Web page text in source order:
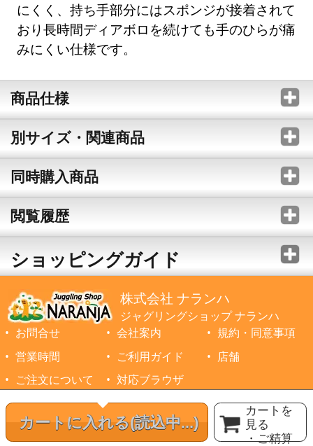
カートに入れる(読込中...)
カートを
見る
・ご精算
にくく、持ち手部分にはスポンジが接着されて
おり長時間ディアボロを続けても手のひらが痛
みにくい仕様です。
商品仕様
別サイズ・関連商品
同時購入商品
閲覧履歴
ショッピングガイド
株式会社 ナランハ
ジャグリングショップ ナランハ
お問合せ
会社案内
規約・同意事項
営業時間
ご利用ガイド
店舗
ご注文について
対応ブラウザ
©1999-2026 NARANJA Inc. All Rights Reserved.